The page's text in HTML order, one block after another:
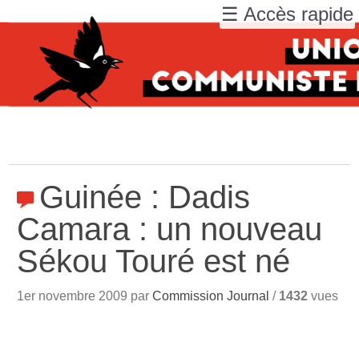
Guinée : Dadis
Camara : un nouveau
Sékou Touré est né
1er novembre 2009 parCommission Journal / 1432 vues
☰ Accès rapide